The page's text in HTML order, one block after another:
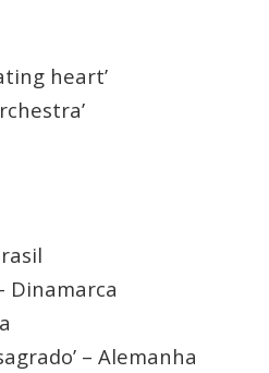
heart’
Dinamarca
– Alemanha